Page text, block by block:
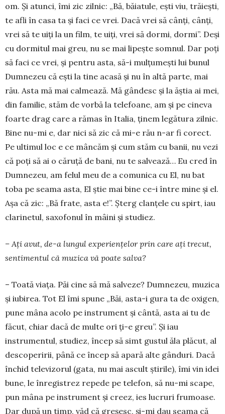
om. Și atunci, îmi zic zilnic: „Bă, băiatule, ești viu, trăiești,
te afli în casa ta și faci ce vrei. Dacă vrei să cânți, cânți,
vrei să te uiți la un film, te uiți, vrei să dormi, dormi”. Deși
cu dormitul mai greu, nu se mai lipește somnul. Dar poți
să faci ce vrei, și pentru asta, să-i mulțumești lui bunul
Dumnezeu că ești la tine acasă și nu în altă parte, mai
rău. Asta mă mai cal­mea­ză. Mă gândesc și la ăștia ai mei,
din familie, stăm de vorbă la telefoa­ne, am și pe cineva
foarte drag care a rămas în Ita­lia, ținem legătura zilnic.
Bine nu-mi e, dar nici să zic că mi-e rău n-ar fi corect.
Pe ultimul loc e ce mâncăm și cum stăm cu banii, nu vezi
că poți să ai o căruță de bani, nu te sal­vează… Eu cred în
Dumnezeu, am felul meu de a comunica cu El, nu bat
toba pe seama asta, El știe mai bine ce-i între mine și el.
Așa că zic: „Bă frate, asta e!”. Șterg clanțele cu spirt, iau
clarinetul, saxofonul în mâini și studiez.
– Ați avut, de-a lungul experiențelor prin care ați trecut,
sentimentul că muzica vă poate salva?
– Toată viața. Păi cine să mă salveze? Dum­ne­zeu, muzica
și iubirea. Tot El îmi spune „Băi, as­ta-i gura ta de oxigen,
pune mâna acolo pe ins­tru­ment și cântă, asta ai tu de
făcut, chiar dacă de multe ori ți-e greu”. Și iau
instrumentul, studiez, în­cep să simt gustul ăla plăcut, al
descoperirii, până ce încep să apară alte gânduri. Dacă
închid tele­vi­zorul (gata, nu mai ascult știrile), îmi vin idei
bune, le înregistrez repede pe telefon, să nu-mi scape,
pun mâna pe instrument și creez, ies lucruri fru­moa­se.
Dar după un timp, văd că greșesc, și-mi dau seama că